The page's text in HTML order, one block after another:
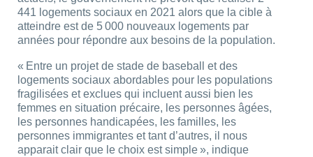
441 logements sociaux en 2021 alors que la cible à
atteindre est de 5 000 nouveaux logements par
années pour répondre aux besoins de la population.
« Entre un projet de stade de baseball et des
logements sociaux abordables pour les populations
fragilisées et exclues qui incluent aussi bien les
femmes en situation précaire, les personnes âgées,
les personnes handicapées, les familles, les
personnes immigrantes et tant d’autres, il nous
apparait clair que le choix est simple », indique